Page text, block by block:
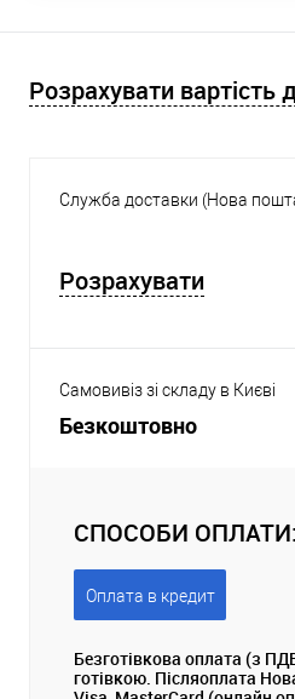
Розрахувати вартість
Служба доставки (Нова
Розрахувати
Самовивіз зі складу в Києві
Безкоштовно
СПОСОБИ ОПЛАТИ:
Оплата в кредит
Безготівкова оплата (з
готівкою. Післяоплата